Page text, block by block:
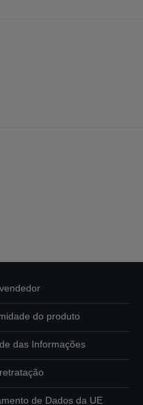
do produto
das Informações
de Dados da UE